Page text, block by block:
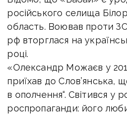
російського селища
область. Воював проти
рф вторглася на
році.
«Олександр Можаєв у
приїхав до Слов’янська,
в ополчення“. Світився у
роспропаганди: його